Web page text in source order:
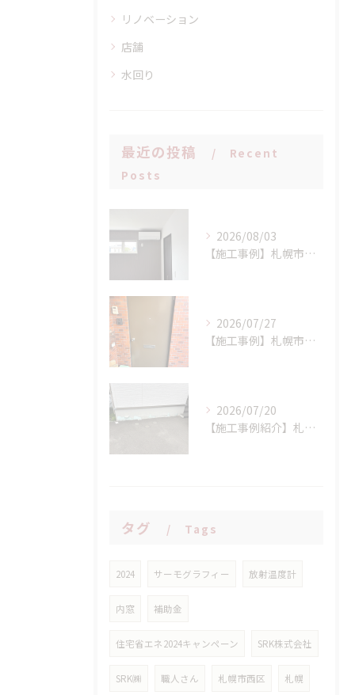
リノベーション
店舗
水回り
最近の投稿
Recent
Posts
2026/08/03
【施工事例】札幌市手稲区 N様邸 室外機設置場所に配慮したエアコン新設工事！
2026/07/27
【施工事例】札幌市西区 K様邸 マンション玄関ドア交換工事：LIXIL リシェント(持ち出し工法)で、断熱性と防犯性を一気にアップ！
2026/07/20
【施工事例紹介】札幌市西区 S様邸 断熱基礎の剥離トラブルを解消！高耐久基礎保護材「インサルキソッシュMore」を用いた基礎補修工事
タグ Tags
2024 サーモグラフィー 放射温度計
内窓 補助金
住宅省エネ2024キャンペーン SRK株式会社
SRK㈱ 職人さん 札幌市西区 札幌